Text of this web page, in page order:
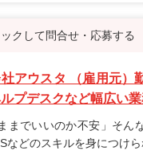
クして問合せ・応募する
アウスタ （雇用元）
プデスクなど幅広い業
ままでいいのか不安」そ
などのスキルを身につけら